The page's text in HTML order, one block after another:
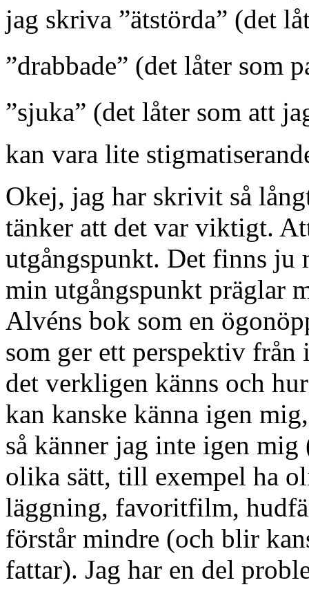
jag skriva ”ätstörda” (det
”drabbade” (det låter
”sjuka” (det låter som att
kan vara lite
Okej, jag har skrivit så
tänker att det var viktigt.
utgångspunkt. Det finns ju
min utgångspunkt präglar
Alvéns bok som en
som ger ett perspektiv
det verkligen känns och
kan kanske känna igen
så känner jag inte igen
olika sätt, till exempel ha
läggning, favoritfilm,
förstår mindre (och blir
fattar). Jag har en del